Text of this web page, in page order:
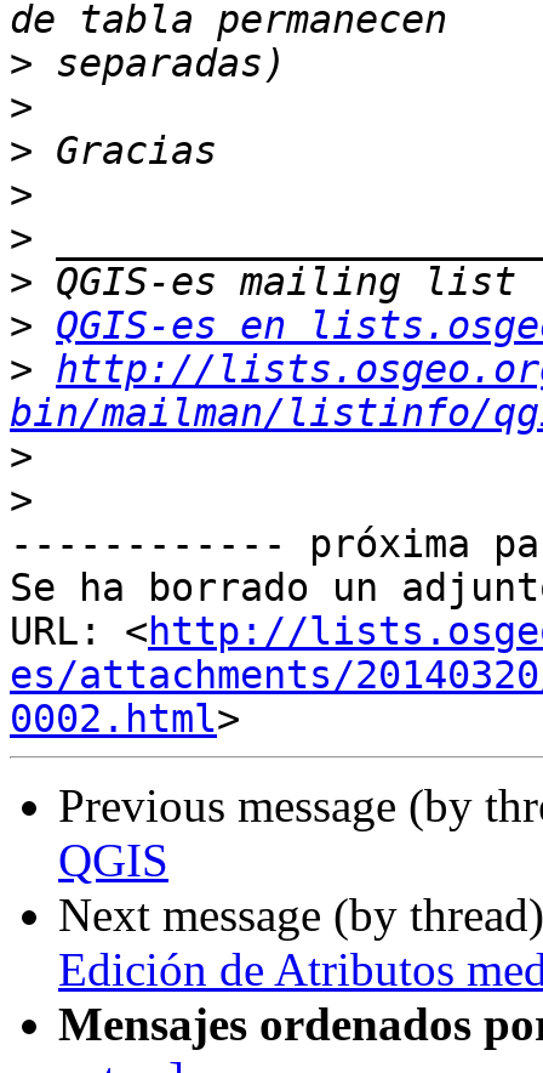
>
>
>
>
>
>
> QGIS-es en
> http://
bin/mailman/listinfo/
>
>
------------ próxima
Se ha borrado un
URL: <http://
es/attachments/
0002.html
Previous message (by
QGIS
Next message (by
Edición de Atributos
Mensajes ordenados